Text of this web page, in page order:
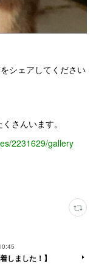
シェアしてください
さんいます。
2231629/gallery
しました！】